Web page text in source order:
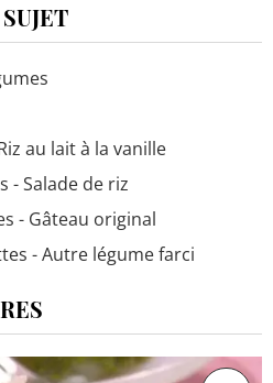
au lait à la vanille
- Salade de riz
- Gâteau original
- Autre légume farci